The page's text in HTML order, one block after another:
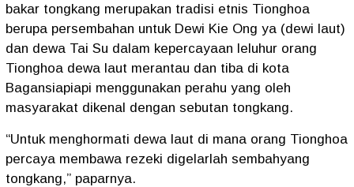
bakar tongkang merupakan tradisi etnis Tionghoa
berupa persembahan untuk Dewi Kie Ong ya (dewi laut)
dan dewa Tai Su dalam kepercayaan leluhur orang
Tionghoa dewa laut merantau dan tiba di kota
Bagansiapiapi menggunakan perahu yang oleh
masyarakat dikenal dengan sebutan tongkang.
“Untuk menghormati dewa laut di mana orang Tionghoa
percaya membawa rezeki digelarlah sembahyang
tongkang,” paparnya.